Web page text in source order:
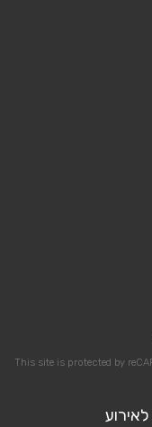
This site is protected by